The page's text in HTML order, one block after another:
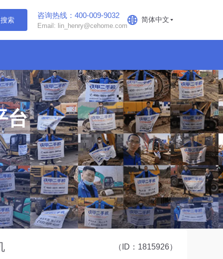
搜索
咨询热线：400-009-9032
Email: lin_henry@cehome.com
简体中文
台
（ID：1815926）